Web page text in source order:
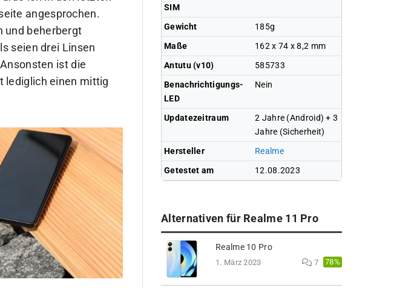
angesprochen.
und beherbergt
seien drei Linsen
ist die
lediglich einen mittig
SIM
Gewicht
185g
Maße
162 x 74 x 8,2 mm
Antutu (v10)
585733
Benachrichtigungs-
LED
Nein
Updatezeitraum
2 Jahre (Android) + 3
Jahre (Sicherheit)
Hersteller
Realme
Getestet am
12.08.2023
Alternativen für Realme 11 Pro
Realme 10 Pro
1. März 2023 7 78%